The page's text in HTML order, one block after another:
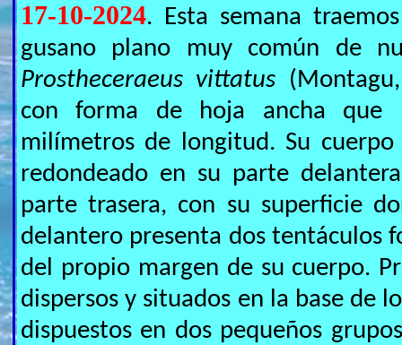
17-10-2024. Esta semana
gusano plano muy común de
Prostheceraeus vittatus
con forma de hoja ancha que
milímetros de longitud. Su
redondeado en su parte
parte trasera, con su superficie
delantero presenta dos tentáculos
del propio margen de su cuerpo.
dispersos y situados en la base de
dispuestos en dos pequeños